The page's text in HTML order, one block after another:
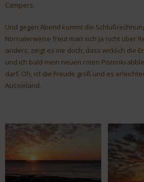
Campers.
Und gegen Abend kommt die
Nornalerweise freut man sich ja nicht über
anders, zeigt es mir doch, dass wirklich die
und ich bald mein neuen roten
darf. Oh, ist die Freude groß und es
Aussieland.